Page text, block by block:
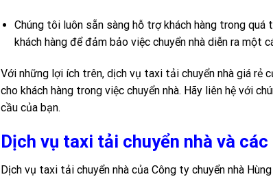
Chúng tôi luôn sẵn sàng hỗ trợ khách hàng trong
khách hàng để đảm bảo việc chuyển nhà diễn ra một
Với những lợi ích trên, dịch vụ taxi tải chuyển nhà giá rẻ
cho khách hàng trong việc chuyển nhà. Hãy liên hệ với
cầu của bạn.
Dịch vụ taxi tải chuyển nhà và
Dịch vụ taxi tải chuyển nhà của Công ty chuyển nhà